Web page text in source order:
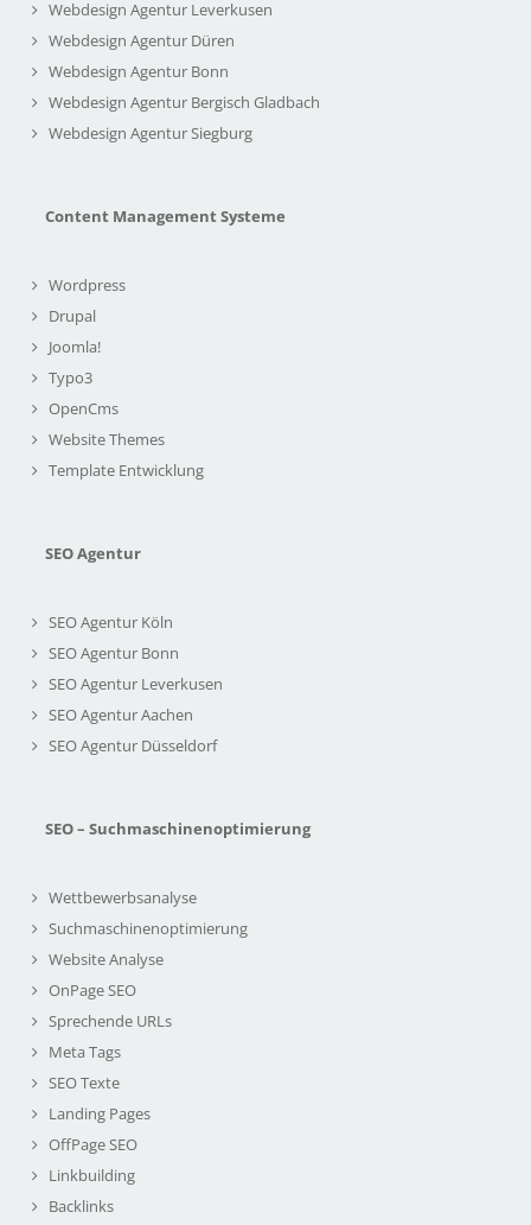
Webdesign Agentur Leverkusen
Webdesign Agentur Düren
Webdesign Agentur Bonn
Webdesign Agentur Bergisch Gladbach
Webdesign Agentur Siegburg
Content Management Systeme
Wordpress
Drupal
Joomla!
Typo3
OpenCms
Website Themes
Template Entwicklung
SEO Agentur
SEO Agentur Köln
SEO Agentur Bonn
SEO Agentur Leverkusen
SEO Agentur Aachen
SEO Agentur Düsseldorf
SEO – Suchmaschinenoptimierung
Wettbewerbsanalyse
Suchmaschinenoptimierung
Website Analyse
OnPage SEO
Sprechende URLs
Meta Tags
SEO Texte
Landing Pages
OffPage SEO
Linkbuilding
Backlinks